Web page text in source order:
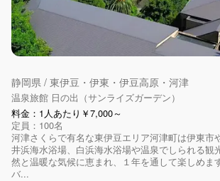
静岡県 / 東伊豆・伊東・伊豆高原・河津
温泉旅館 日の出（サンライズガーデン）
料金：1人あたり￥7,000～
定員：100名
河津さくらで有名な東伊豆エリア河津町は伊東市
井浜海水浴場、白浜海水浴場や温泉でしられる観
然と温暖な気候に恵まれ、１年を通して楽しめま
バ...